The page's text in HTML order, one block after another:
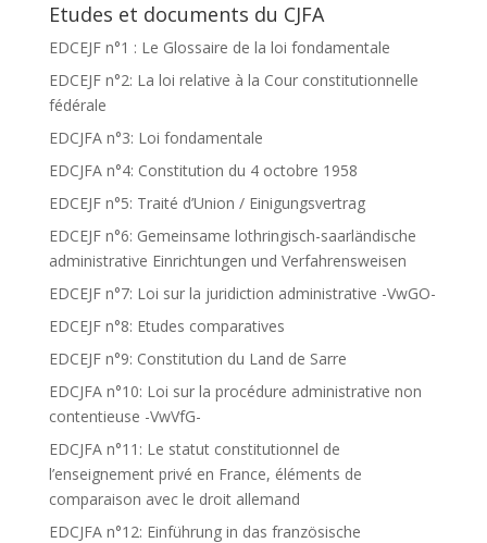
Etudes et documents du CJFA
EDCEJF n°1 : Le Glossaire de la loi fondamentale
EDCEJF n°2: La loi relative à la Cour constitutionnelle
fédérale
EDCJFA n°3: Loi fondamentale
EDCJFA n°4: Constitution du 4 octobre 1958
EDCEJF n°5: Traité d’Union / Einigungsvertrag
EDCEJF n°6: Gemeinsame lothringisch-saarländische
administrative Einrichtungen und Verfahrensweisen
EDCEJF n°7: Loi sur la juridiction administrative -VwGO-
EDCEJF n°8: Etudes comparatives
EDCEJF n°9: Constitution du Land de Sarre
EDCJFA n°10: Loi sur la procédure administrative non
contentieuse -VwVfG-
EDCJFA n°11: Le statut constitutionnel de
l’enseignement privé en France, éléments de
comparaison avec le droit allemand
EDCJFA n°12: Einführung in das französische